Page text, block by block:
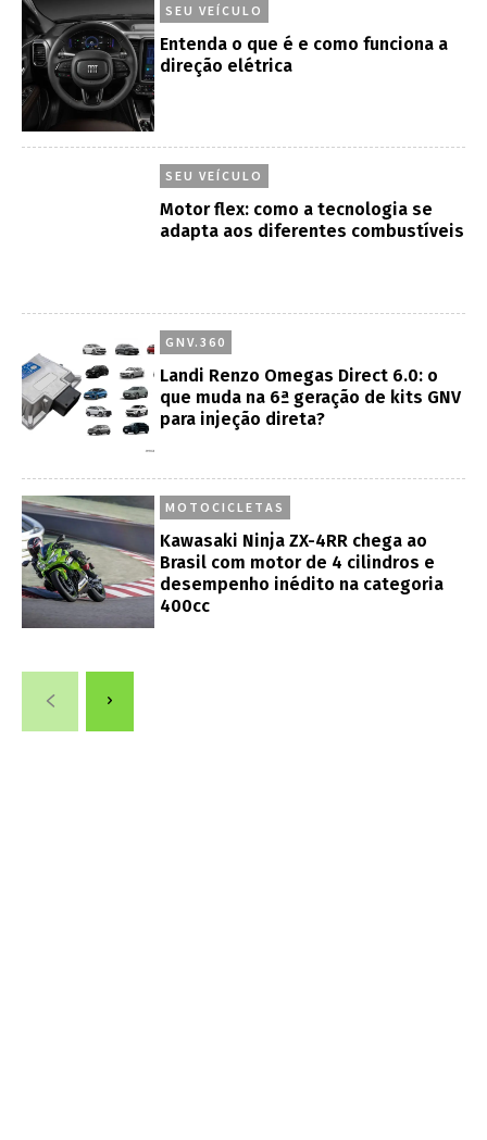
SEU VEÍCULO
Entenda o que é e como funciona a
direção elétrica
SEU VEÍCULO
Motor flex: como a tecnologia se
adapta aos diferentes combustíveis
GNV.360
Landi Renzo Omegas Direct 6.0: o
que muda na 6ª geração de kits GNV
para injeção direta?
MOTOCICLETAS
Kawasaki Ninja ZX-4RR chega ao
Brasil com motor de 4 cilindros e
desempenho inédito na categoria
400cc